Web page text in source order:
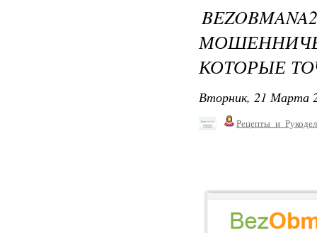
КОТОРЫЕ
Вторник, 21 Марта